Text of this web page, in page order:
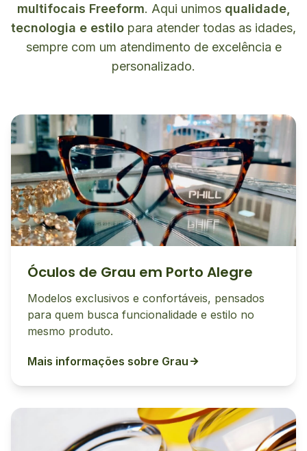
multifocais Freeform. Aqui unimos qualidade,
tecnologia e estilo para atender todas as idades,
sempre com um atendimento de excelência e
personalizado.
Óculos de Grau em Porto Alegre
Modelos exclusivos e confortáveis, pensados
para quem busca funcionalidade e estilo no
mesmo produto.
Mais informações sobre Grau